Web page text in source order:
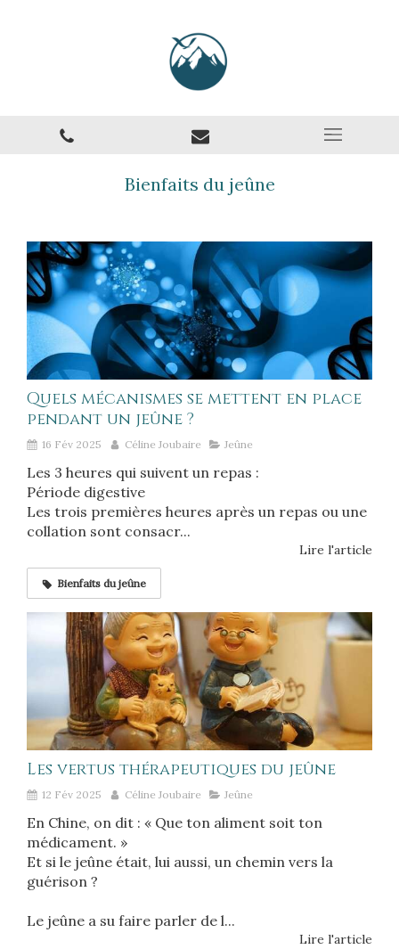
Bienfaits du jeûne
Quels mécanismes se mettent en place
pendant un jeûne ?
16 Fév 2025 Céline Joubaire Jeûne
Les 3 heures qui suivent un repas :
Période digestive
Les trois premières heures après un repas ou une
collation sont consacr...
Lire l'article
Bienfaits du jeûne
Les vertus thérapeutiques du jeûne
12 Fév 2025 Céline Joubaire Jeûne
En Chine, on dit : « Que ton aliment soit ton
médicament. »
Et si le jeûne était, lui aussi, un chemin vers la
guérison ?
Le jeûne a su faire parler de l...
Lire l'article